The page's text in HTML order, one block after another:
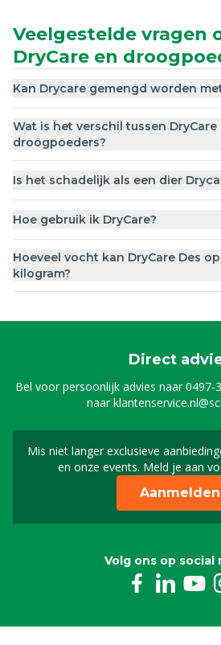
Veelgestelde vragen
DryCare en
Kan Drycare gemengd worden
Wat is het verschil tussen
droogpoeders?
Is het schadelijk als een dier
Hoe gebruik ik DryCare?
Hoeveel vocht kan DryCare Des
kilogram?
Direct
Bel voor persoonlijk advies naar0497-
naar
Mis niet langer exclusieve
en onze events. Meld je aan
Aanmelden
Volg ons op social